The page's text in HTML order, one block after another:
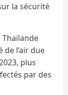
la sécurité
l’air due
plus
par des